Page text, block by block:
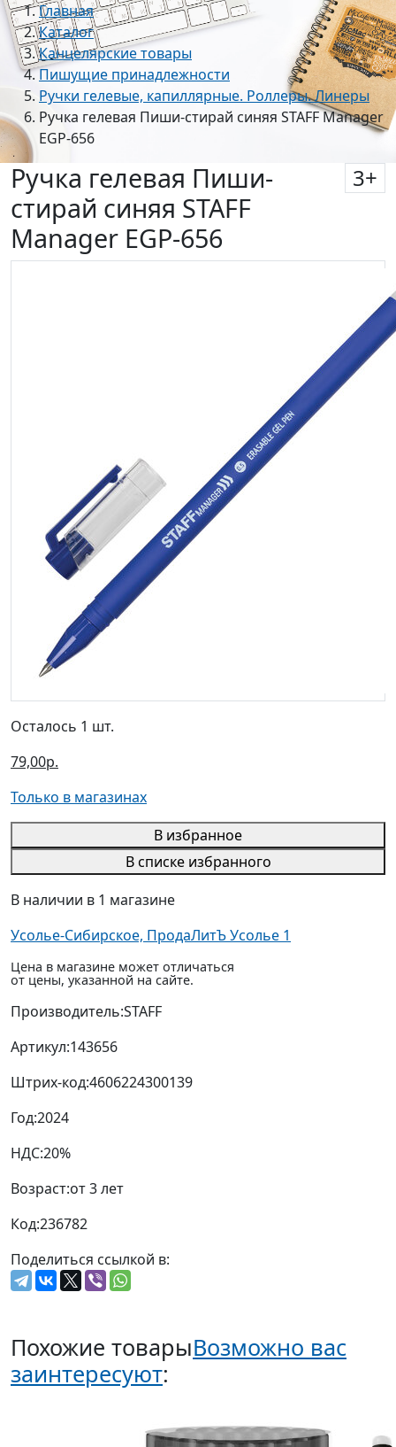
Главная
Каталог
Канцелярские товары
Пишущие принадлежности
Ручки гелевые, капиллярные. Роллеры. Линеры
Ручка гелевая Пиши-стирай синяя STAFF Manager
EGP-656
Ручка гелевая Пиши-
стирай синяя STAFF
Manager EGP-656
3+
Осталось 1 шт.
79,00р.
Только в магазинах
В избранное
В списке избранного
В наличии в 1 магазине
Усолье-Сибирское, ПродаЛитЪ Усолье 1
Цена в магазине может отличаться
от цены, указанной на сайте.
Производитель:STAFF
Артикул:143656
Штрих-код:4606224300139
Год:2024
НДС:20%
Возраст:от 3 лет
Код:236782
Поделиться ссылкой в:
Похожие товарыВозможно вас
заинтересуют: